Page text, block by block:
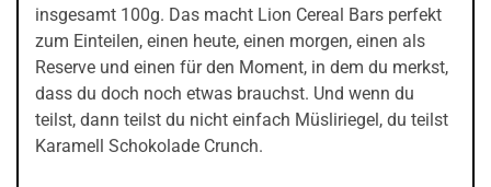
insgesamt 100g. Das macht Lion Cereal Bars perfekt
zum Einteilen, einen heute, einen morgen, einen als
Reserve und einen für den Moment, in dem du merkst,
dass du doch noch etwas brauchst. Und wenn du
teilst, dann teilst du nicht einfach Müsliriegel, du teilst
Karamell Schokolade Crunch.